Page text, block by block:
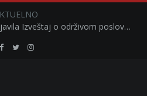
Kompanija Delez Srbija objavila Izveštaj o održivom poslovanju za 2025. godinu Briga o zajednici kroz program „Hrana za sve“ i edukaciju učenika
RetailRetailRetail